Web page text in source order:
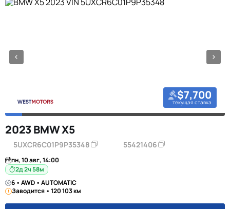
$7,700
текущая ставка
2023 BMW X5
5UXCR6C01P9P35348 55421406
пн, 10 авг, 14:00
2д 2ч 58м
6 • AWD • AUTOMATIC
Заводится • 120 103 км